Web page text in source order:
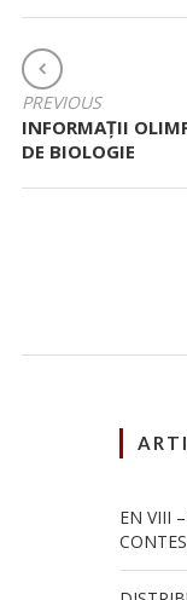
NAVIGARE
ÎN
ARTICOLE
PREVIOUS
INFORMAȚII
DE BIOLOGIE
EN VIII